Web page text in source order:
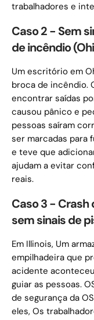
trabalhadores e
Caso 2 - Sem
de incêndio
Um escritório em
broca de incêndio.
encontrar saídas
causou pânico e
pessoas saíram
ser marcadas para
e teve que
ajudam a evitar
reais.
Caso 3 - Crash
sem sinais de
Em Illinois, Um
empilhadeira que
acidente
guiar as pessoas.
de segurança da
eles, Os